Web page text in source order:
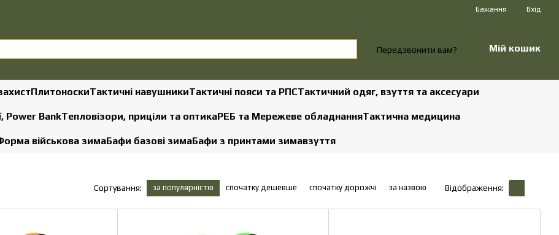
Бажання Вхід
Передзвонити вам? Мій кошик
ПлитоноскиТактичні навушникиТактичні пояси та РПСТактичний одяг, взуття та аксесуари
Power BankТепловізори, приціли та оптикаРЕБ та Мережеве обладнанняТактична медицина
військова зимаБафи базові зимаБафи з принтами зимавзуття
Сортування: за популярністю спочатку дешевше спочатку дорожчі за назвою Відображення: